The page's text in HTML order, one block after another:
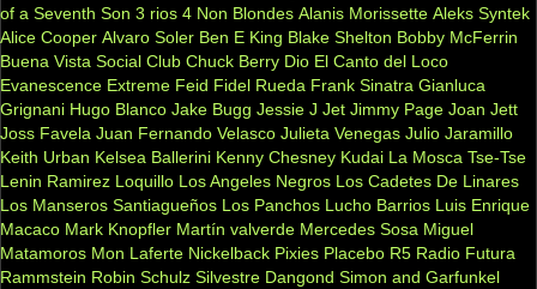
of a Seventh Son 3 rios 4 Non Blondes Alanis Morissette Aleks Syntek
Alice Cooper Alvaro Soler Ben E King Blake Shelton Bobby McFerrin
Buena Vista Social Club Chuck Berry Dio El Canto del Loco
Evanescence Extreme Feid Fidel Rueda Frank Sinatra Gianluca
Grignani Hugo Blanco Jake Bugg Jessie J Jet Jimmy Page Joan Jett
Joss Favela Juan Fernando Velasco Julieta Venegas Julio Jaramillo
Keith Urban Kelsea Ballerini Kenny Chesney Kudai La Mosca Tse-Tse
Lenin Ramirez Loquillo Los Angeles Negros Los Cadetes De Linares
Los Manseros Santiagueños Los Panchos Lucho Barrios Luis Enrique
Macaco Mark Knopfler Martín valverde Mercedes Sosa Miguel
Matamoros Mon Laferte Nickelback Pixies Placebo R5 Radio Futura
Rammstein Robin Schulz Silvestre Dangond Simon and Garfunkel